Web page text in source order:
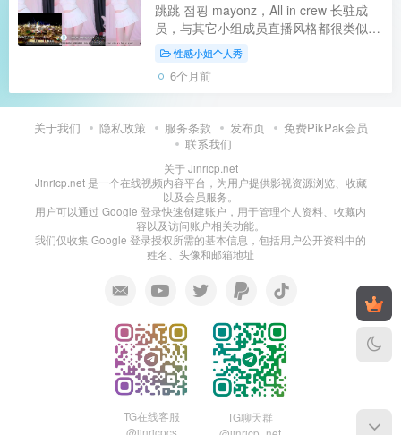
跳跳 점핑 mayonz，All in crew 长驻成
员，与其它小组成员直播风格都很类似，
尺度大，榨精小神器，擅长沉浸式发骚，
舞跳的不多！另外，从各角度看，车灯应
该是原生奶，左灯比右灯显的有点大，
性感小姐个人秀
6个月前
关于我们 隐私政策 服务条款 发布页
免费PikPak会员
联系我们
关于 Jinricp.net
Jinricp.net 是一个在线视频内容平台，为用户提供影视资源浏览、收藏
以及会员服务。
用户可以通过 Google 登录快速创建账户，用于管理个人资料、收藏内
容以及访问账户相关功能。
我们仅收集 Google 登录授权所需的基本信息，包括用户公开资料中的
姓名、头像和邮箱地址
TG在线客服
TG聊天群